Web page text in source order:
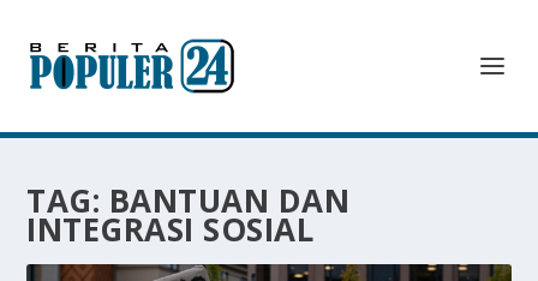
TAG: BANTUAN DAN
INTEGRASI SOSIAL